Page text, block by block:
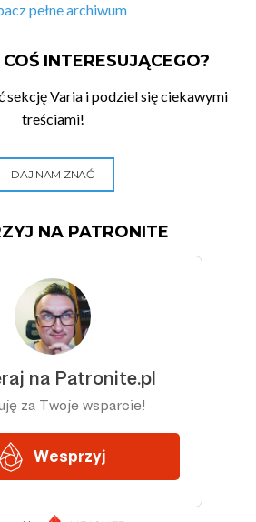
pełne archiwum
INTERESUJĄCEGO?
sekcję Varia i podziel się ciekawymi
treściami!
DAJ NAM ZNAĆ
NA PATRONITE